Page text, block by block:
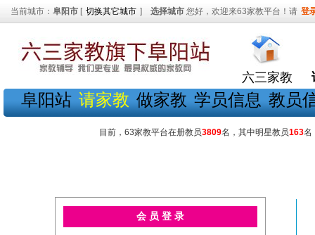
当前城市： 阜阳市 [ 切换其它城市 ] 选择城市 您好，欢迎来63家教平台！请 登
六三家教
阜阳站 请家教 做家教 学员信息 教员
目前，63家教平台在册教员3809名，其中明星教员163名
会 员 登 录